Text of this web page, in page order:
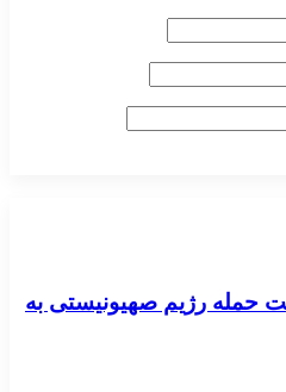
حمله رژیم صهیونیستی به